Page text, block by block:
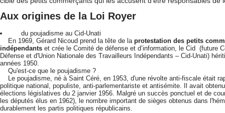
Aux origines de la Loi Royer
du poujadisme au Cid-Unati
En 1969, Gérard Nicoud prend la tête de la protestation des petits
indépendants et crée le Comité de défense et d’information, le Cid (future
Défense et d'Union Nationale des Travailleurs Indépendants – Cid-Unati)
années 1950.
Qu'est-ce que le poujadisme ?
Le poujadisme, né à Saint Céré, en 1953, d'une révolte anti-fiscale était
politique national, populiste, anti-parlementariste et antisémite. Il avait
élections législatives du 2 janvier 1956. Malgré un succès ponctuel et de
les députés élus en 1962), le nombre important de sièges obtenus dans
durablement les partis politiques républicains.